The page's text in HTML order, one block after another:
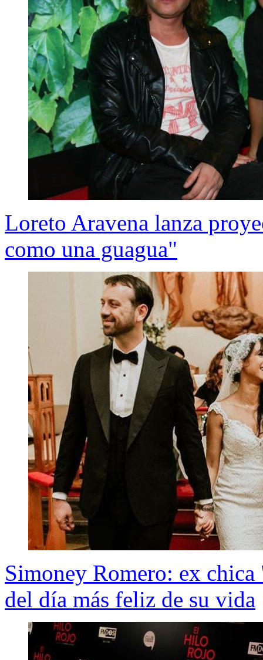
Loreto Aravena lanza
como una guagua"
Simoney Romero: ex
del día más feliz de su vida